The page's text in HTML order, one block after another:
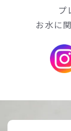
プ
お水に